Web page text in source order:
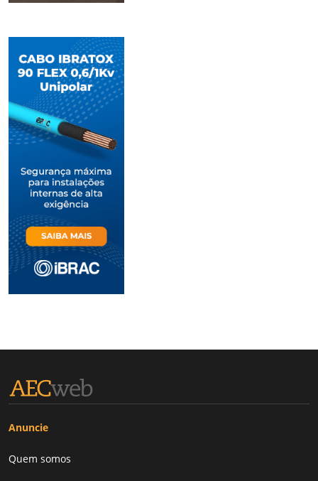
Anuncie
Quem somos